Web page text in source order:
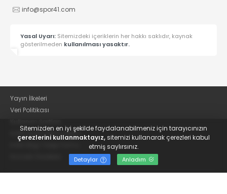
info@spor41.com
Yasal Uyarı: Sitemizdeki içeriklerin her hakkı saklıdır, kaynak
gösterilmeden kullanılması yasaktır.
Yayın İlkeleri
Veri Politikası
KVKK Aydınlatma Metni
Sitemizden en iyi şekilde faydalanabilmeniz için tarayıcınızın
çerezlerini kullanmaktayız,sitemizi kullanarak çerezleri kabul
etmiş saylırsınız.
Detaylar Anladım